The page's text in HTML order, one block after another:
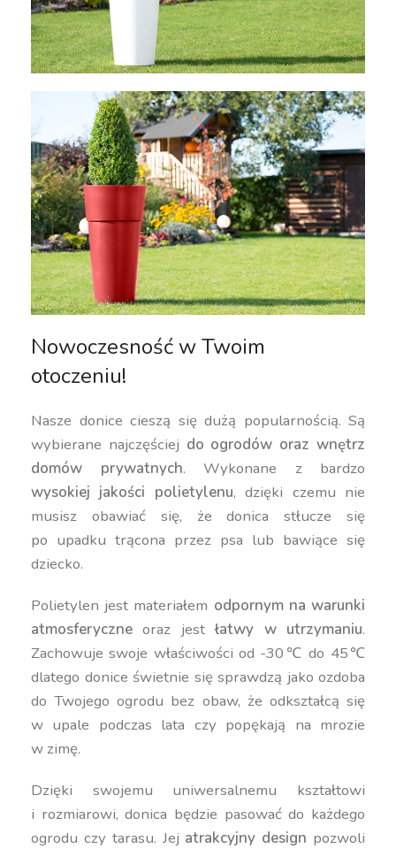
Nowoczesność w Twoim
otoczeniu!
Nasze donice cieszą się dużą popularnością. Są
wybierane najczęściej do ogrodów oraz wnętrz
domów prywatnych. Wykonane z bardzo
wysokiej jakości polietylenu, dzięki czemu nie
musisz obawiać się, że donica stłucze się
po upadku trącona przez psa lub bawiące się
dziecko.
Polietylen jest materiałem odpornym na warunki
atmosferyczne oraz jestłatwy w utrzymaniu.
Zachowuje swoje właściwości od -30℃ do 45℃
dlatego donice świetnie się sprawdzą jako ozdoba
do Twojego ogrodu bez obaw, że odkształcą się
w upale podczas lata czy popękają na mrozie
w zimę.
Dzięki swojemu uniwersalnemu kształtowi
i rozmiarowi, donica będzie pasować do każdego
ogrodu czy tarasu. Jej atrakcyjny design pozwoli